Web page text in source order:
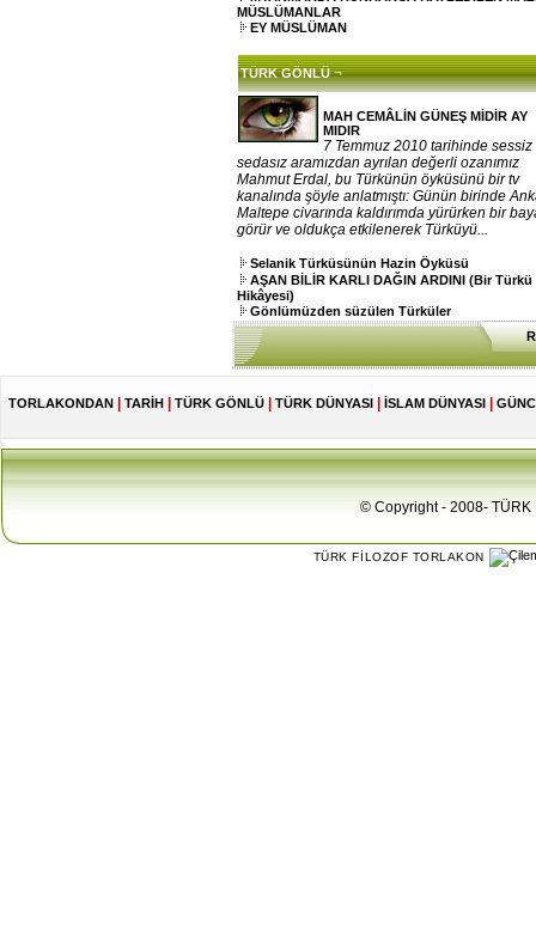
MÜSLÜMANLAR
EY MÜSLÜMAN
TÜRK GÖNLÜ ¬
MAH CEMÂLİN GÜNEŞ MİDİR AY
MIDIR
7 Temmuz 2010 tarihinde sessiz
sedasız aramızdan ayrılan değerli ozanımız
Mahmut Erdal, bu Türkünün öyküsünü bir tv
kanalında şöyle anlatmıştı: Günün birinde
Maltepe civarında kaldırımda yürürken bir
görür ve oldukça etkilenerek Türküyü...
Selanik Türküsünün Hazin Öyküsü
AŞAN BİLİR KARLI DAĞIN ARDINI (Bir Türkü
Hikâyesi)
Gönlümüzden süzülen Türküler
TORLAKONDAN TARİH TÜRK GÖNLÜ TÜRK DÜNYASI İSLAM DÜNYASI
© Copyright - 2008- TÜRK
TÜRK FİLOZOF TORLAKON